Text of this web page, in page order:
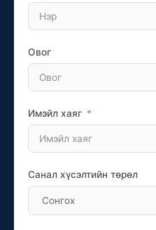
Овог
Имэйл хаяг
Санал хүсэлтийн төрөл